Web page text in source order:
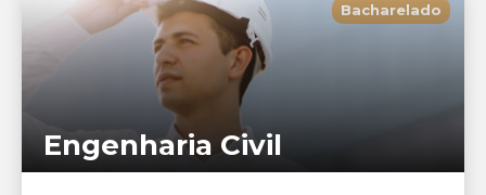
Bacharelado
Engenharia Civil